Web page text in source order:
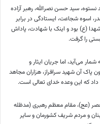
نستوه، سید حسن نصرالله، رهبر آزاده
اسوه شجاعت، ایستادگی در برابر
(ع) بود و اینک با شهادت، پاداش
را گرفت.
می‌آید، اما جریان ایثار و
پاک آن شهید سرافراز، هزاران مجاهد
داد که این وعده خدای تعالی است.
(عج)، مقام معظم رهبری (مدظله
و مردم شریف کشورمان و سایر